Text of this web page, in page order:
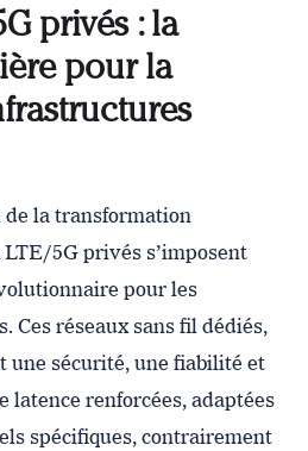
privés : la
pour la
de la transformation
5G privés s’imposent
pour les
Ces réseaux sans fil dédiés,
une sécurité, une fiabilité et
latence renforcées, adaptées
spécifiques, contrairement